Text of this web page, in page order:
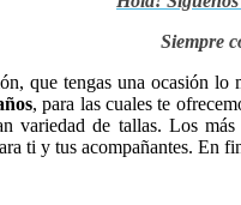
Siempre
que tengas una ocasión
, para las cuales te
variedad de tallas. Los
ti y tus acompañantes. En